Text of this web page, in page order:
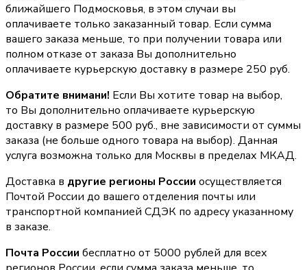
ближайшего Подмосковья, в этом случаи вы
оплачиваете только заказанный товар. Если сумма
вашего заказа меньше, то при получении товара или
полном отказе от заказа Вы дополнительно
оплачиваете курьерскую доставку в размере 250 руб.
Обратите внимани! Если Вы хотите товар на выбор,
то Вы дополнительно оплачиваете курьерскую
доставку в размере 500 руб., вне зависимости от суммы
заказа (не больше одного товара на выбор). Данная
услуга возможна только для Москвы в пределах МКАД.
Доставка в другие регионы России осуществляется
Почтой России до вашего отделения почты или
транспортной компанией СДЭК по адресу указанному
в заказе.
Почта России бесплатно от 5000 рублей для всех